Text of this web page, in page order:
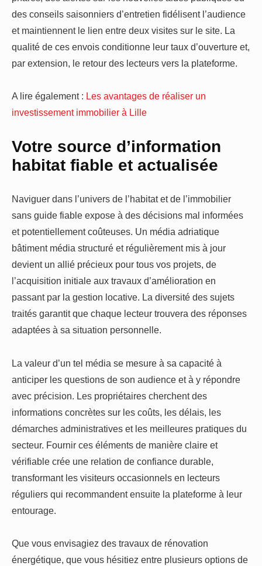
des conseils saisonniers d’entretien fidélisent l’audience
et maintiennent le lien entre deux visites sur le site. La
qualité de ces envois conditionne leur taux d’ouverture et,
par extension, le retour des lecteurs vers la plateforme.
A lire également : Les avantages de réaliser un
investissement immobilier à Lille
Votre source d’information
habitat fiable et actualisée
Naviguer dans l’univers de l’habitat et de l’immobilier
sans guide fiable expose à des décisions mal informées
et potentiellement coûteuses. Un média adriatique
bâtiment média structuré et régulièrement mis à jour
devient un allié précieux pour tous vos projets, de
l’acquisition initiale aux travaux d’amélioration en
passant par la gestion locative. La diversité des sujets
traités garantit que chaque lecteur trouvera des réponses
adaptées à sa situation personnelle.
La valeur d’un tel média se mesure à sa capacité à
anticiper les questions de son audience et à y répondre
avec précision. Les propriétaires cherchent des
informations concrètes sur les coûts, les délais, les
démarches administratives et les meilleures pratiques du
secteur. Fournir ces éléments de manière claire et
vérifiable crée une relation de confiance durable,
transformant les visiteurs occasionnels en lecteurs
réguliers qui recommandent ensuite la plateforme à leur
entourage.
Que vous envisagiez des travaux de rénovation
énergétique, que vous hésitiez entre plusieurs options de